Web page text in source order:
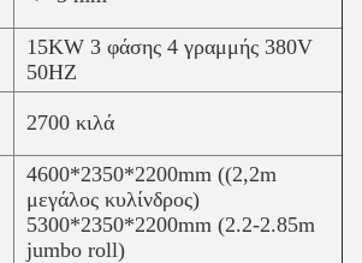
15KW 3 φάσης 4 γραμμής 380V
50HZ
2700 κιλά
4600*2350*2200mm ((2,2m
μεγάλος κυλίνδρος)
5300*2350*2200mm (2.2-2.85m
jumbo roll)